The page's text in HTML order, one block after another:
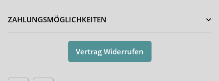
ZAHLUNGSMÖGLICHKEITEN
Vertrag Widerrufen